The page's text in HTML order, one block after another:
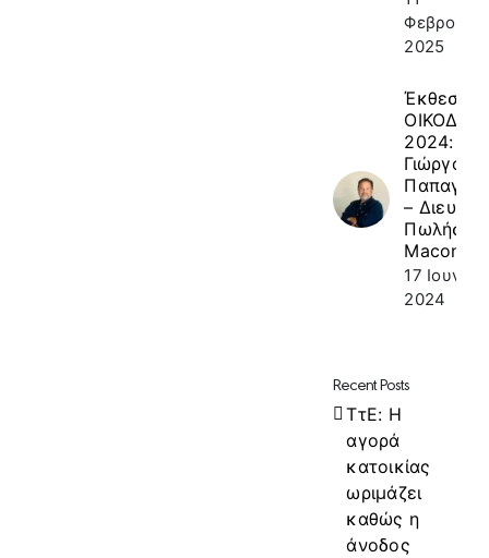
2025
Έκθεση
2024: κ.
Γιώργος
–
Macon
17
2024
Recent Posts
ΤτΕ: Η
αγορά
κατοικίας
ωριμάζει
καθώς η
άνοδος